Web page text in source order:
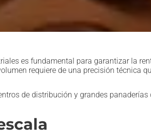
es fundamental para garantizar la
requiere de una precisión técnica
de distribución y grandes